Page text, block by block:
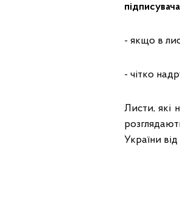
- якщо в
- чітко
Листи, які
України